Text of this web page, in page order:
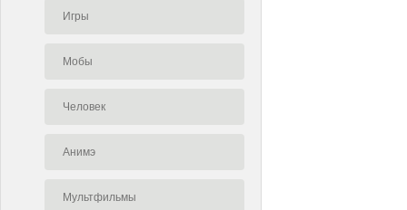
Игры
Мобы
Человек
Анимэ
Мультфильмы